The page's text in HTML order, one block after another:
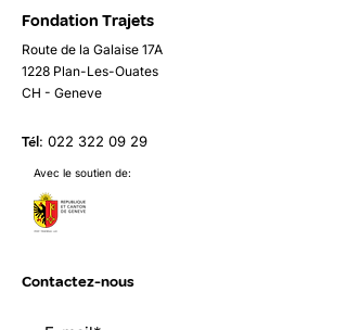
Fondation Trajets
Route de la Galaise 17A
1228 Plan-Les-Ouates
CH - Geneve
Tél: 022 322 09 29
Avec le soutien de:
Contactez-nous